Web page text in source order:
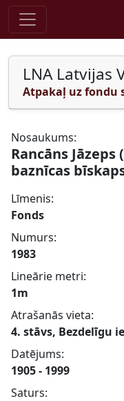
Pāriet uz saturu
LNA Latvijas
Atpakaļ uz fondu
Nosaukums:
Rancāns Jāzeps
baznīcas
Līmenis:
Fonds
Numurs:
1983
Lineārie metri:
1m
Atrašanās vieta:
4. stāvs, Bezdelīgu
Datējums:
1905 - 1999
Saturs: